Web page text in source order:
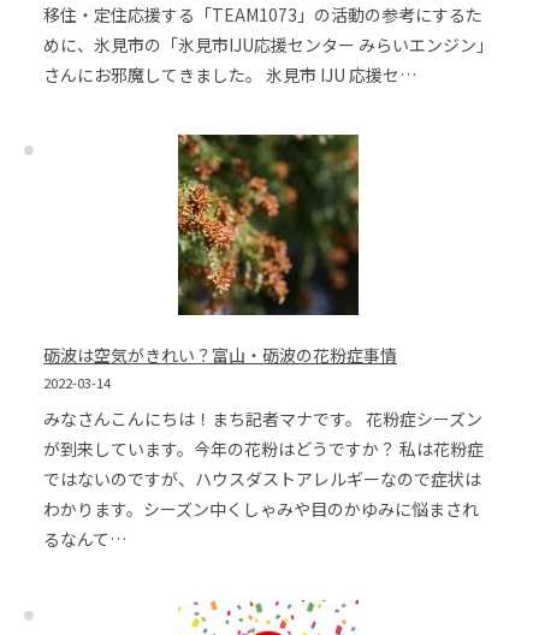
移住・定住応援する「TEAM1073」の活動の参考にするた
めに、氷見市の「氷見市IJU応援センター みらいエンジン」
さんにお邪魔してきました。 氷見市 IJU 応援セ…
砺波は空気がきれい？富山・砺波の花粉症事情
2022-03-14
みなさんこんにちは！まち記者マナです。 花粉症シーズン
が到来しています。今年の花粉はどうですか？ 私は花粉症
ではないのですが、ハウスダストアレルギーなので症状は
わかります。シーズン中くしゃみや目のかゆみに悩まされ
るなんて…